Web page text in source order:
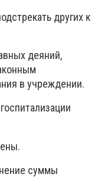
других к
деяний,
в учреждении.
суммы